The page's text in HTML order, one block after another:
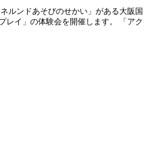
ルンドあそびのせかい」がある大阪国
レイ」の体験会を開催します。 「アク